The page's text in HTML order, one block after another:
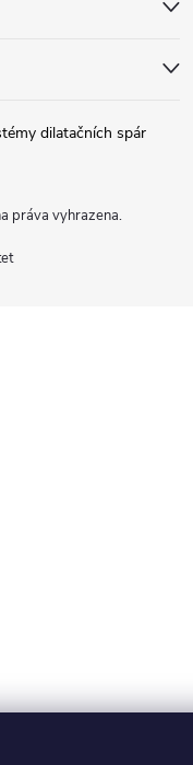
dilatačních spár
práva vyhrazena.